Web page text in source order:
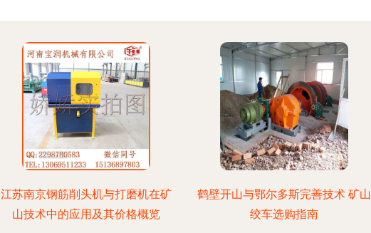
江苏南京钢筋削头机与打磨机在矿
山技术中的应用及其价格概览
鹤壁开山与鄂尔多斯完善技术 矿山
绞车选购指南